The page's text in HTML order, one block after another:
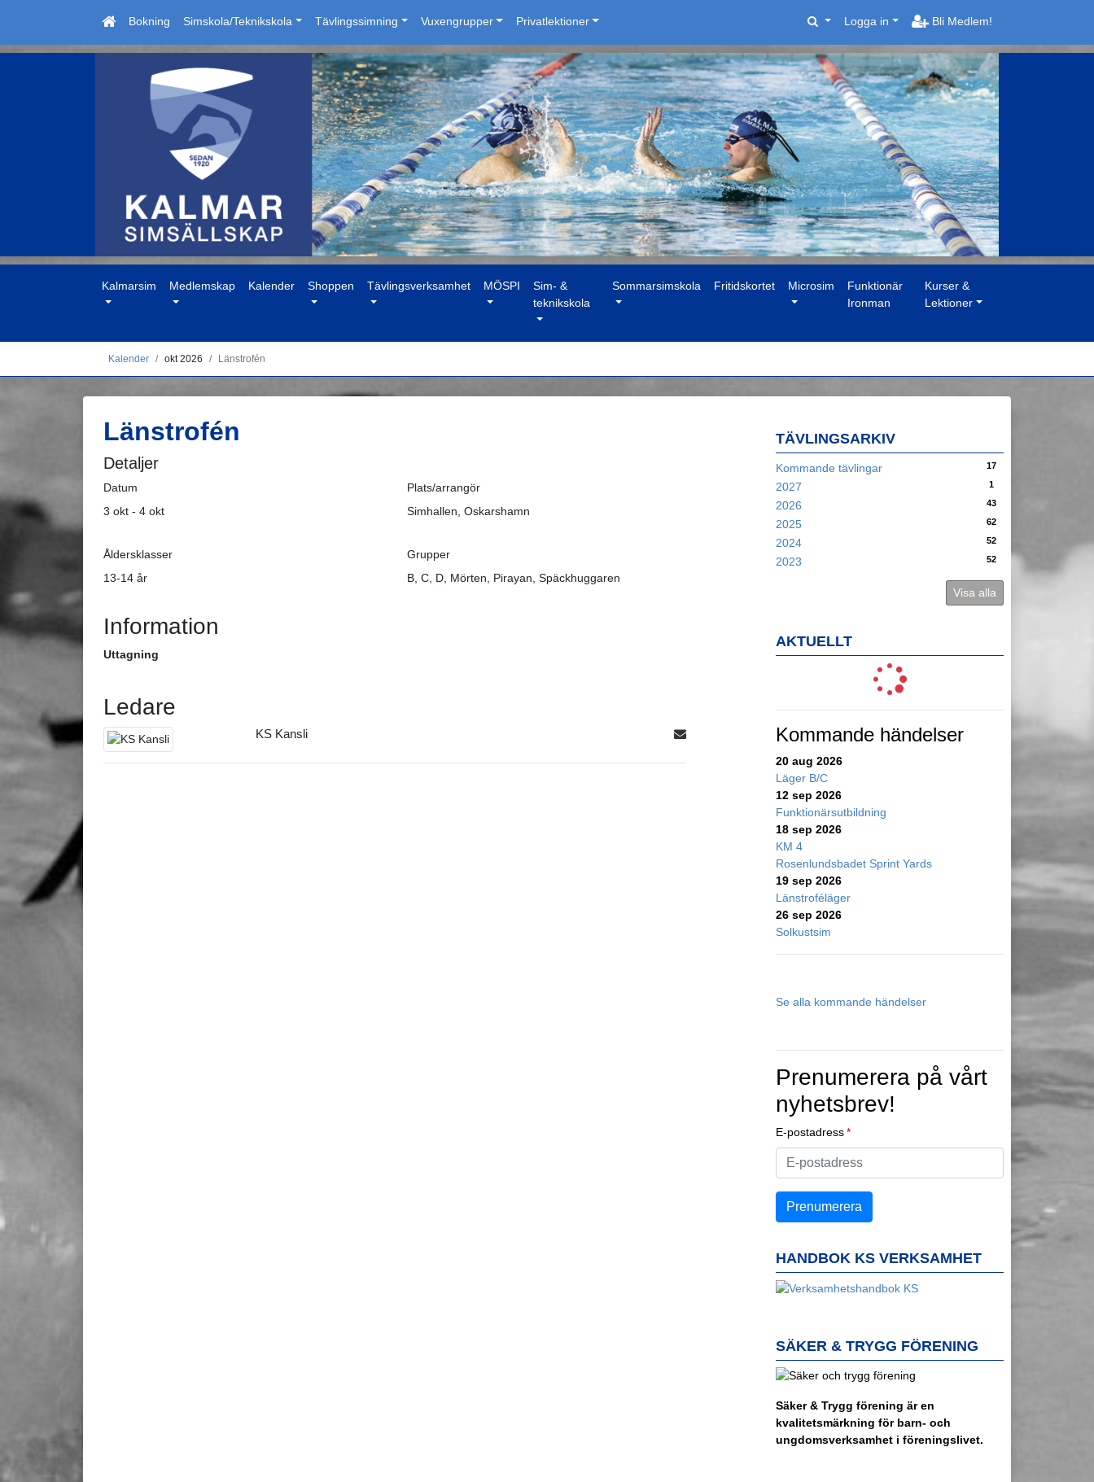
Bokning Simskola/Teknikskola Tävlingssimning Vuxengrupper Privatlektioner Logga in Bli Medlem!
Kalmarsim Medlemskap Kalender Shoppen Tävlingsverksamhet MÖSPI
Sim- &
teknikskola
Sommarsimskola Fritidskortet Microsim
Funktionär
Ironman
Kurser &
Lektioner
Kalender okt 2026 Länstrofén
TÄVLINGSARKIV
Kommande tävlingar 17
2027 1
2026 43
2025 62
2024 52
2023 52
Visa alla
AKTUELLT
Kommande händelser
20 aug 2026
Läger B/C
12 sep 2026
Funktionärsutbildning
18 sep 2026
KM 4
Rosenlundsbadet Sprint Yards
19 sep 2026
Länstroféläger
26 sep 2026
Solkustsim
Se alla kommande händelser
Prenumerera på vårt
nyhetsbrev!
E-postadress
HANDBOK KS VERKSAMHET
SÄKER & TRYGG FÖRENING
Säker & Trygg förening är en
kvalitetsmärkning för barn- och
ungdomsverksamhet i föreningslivet.
Länstrofén
Detaljer
Datum
3 okt - 4 okt
Plats/arrangör
Simhallen, Oskarshamn
Åldersklasser
13-14 år
Grupper
B, C, D, Mörten, Pirayan, Späckhuggaren
Information
Uttagning
Ledare
KS Kansli